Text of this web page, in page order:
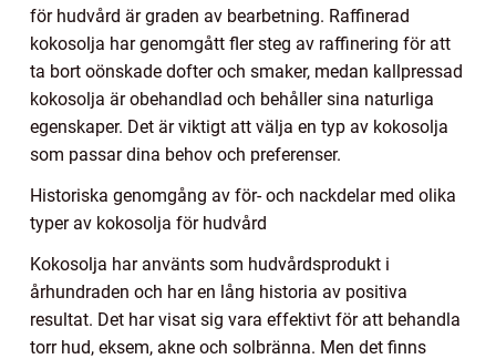
för hudvård är graden av bearbetning. Raffinerad
kokosolja har genomgått fler steg av raffinering för att
ta bort oönskade dofter och smaker, medan kallpressad
kokosolja är obehandlad och behåller sina naturliga
egenskaper. Det är viktigt att välja en typ av kokosolja
som passar dina behov och preferenser.
Historiska genomgång av för- och nackdelar med olika
typer av kokosolja för hudvård
Kokosolja har använts som hudvårdsprodukt i
århundraden och har en lång historia av positiva
resultat. Det har visat sig vara effektivt för att behandla
torr hud, eksem, akne och solbränna. Men det finns